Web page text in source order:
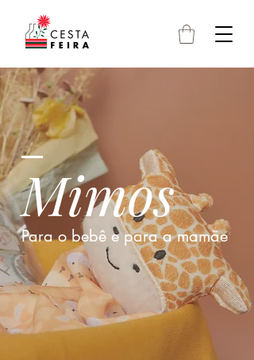
Para o bebê e para a mamãe
Mimos